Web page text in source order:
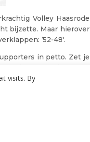
Volley Haasrode
bijzette. Maar hierover
’52-48′.
in petto. Zet je
nieuwe spelers voor
visits. By